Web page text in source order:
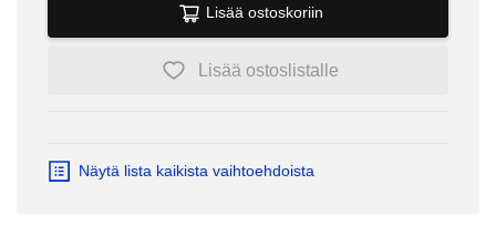
Lisää ostoskoriin
Lisää ostoslistalle
Näytä lista kaikista vaihtoehdoista